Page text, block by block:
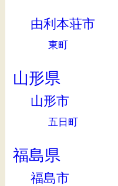
由利本荘市
東町
山形県
山形市
五日町
福島県
福島市